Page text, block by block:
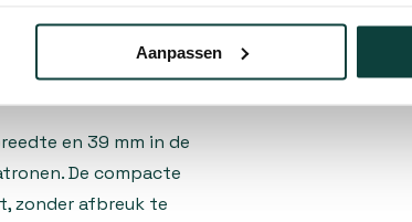
Aanpassen
van hang-
en 39 mm in de
De compacte
zonder afbreuk te